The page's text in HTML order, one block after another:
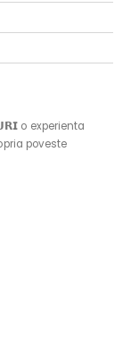
o experienta
poveste